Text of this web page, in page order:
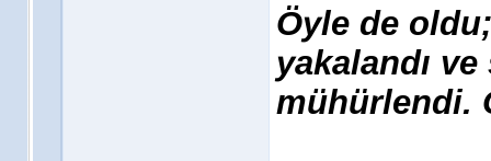
Öyle de
yakalandı
mühürlendi.